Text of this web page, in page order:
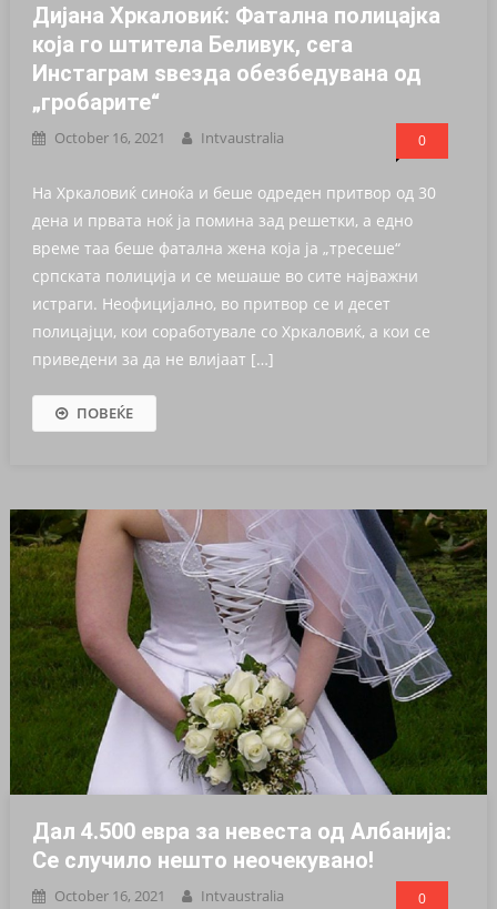
Дијана Хркаловиќ: Фатална полицајка
која го штитела Беливук, сега
Инстаграм ѕвезда обезбедувана од
„гробарите“
October 16, 2021 Intvaustralia 0
На Хркаловиќ синоќа и беше одреден притвор од 30
дена и првата ноќ ја помина зад решетки, а едно
време таа беше фатална жена која ја „тресеше“
српската полиција и се мешаше во сите најважни
истраги. Неофицијално, во притвор се и десет
полицајци, кои соработувале со Хркаловиќ, а кои се
приведени за да не влијаат […]
ПОВЕЌЕ
Дал 4.500 евра за невеста од Албанија:
Се случило нешто неочекувано!
October 16, 2021 Intvaustralia 0